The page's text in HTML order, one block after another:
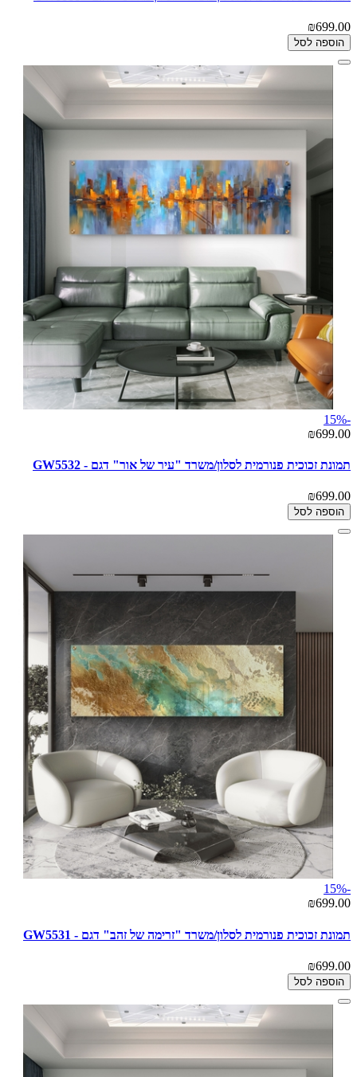
₪699.00
הוספה לסל
-15%
₪699.00
תמונת זכוכית פנורמית לסלון/משרד "עיר של אור" דגם - GW5532
₪699.00
הוספה לסל
-15%
₪699.00
תמונת זכוכית פנורמית לסלון/משרד "זרימה של זהב" דגם - GW5531
₪699.00
הוספה לסל